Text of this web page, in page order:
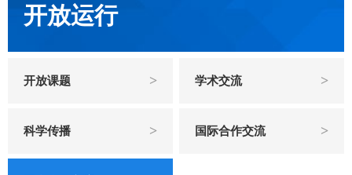
开放运行
开放课题 > 学术交流 >
科学传播 > 国际合作交流 >